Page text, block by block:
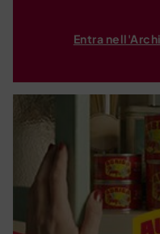
Entra